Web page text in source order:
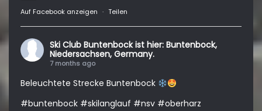
Auf Facebook anzeigen · Teilen
Ski Club Buntenbock ist hier: Buntenbock,
Niedersachsen, Germany.
7 months ago
Beleuchtete Strecke Buntenbock
#buntenbock #skilanglauf #nsv #oberharz